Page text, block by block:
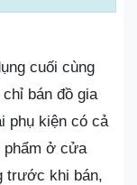
cuối cùng
bán đồ gia
phụ kiện có cả
phẩm ở cửa
trước khi bán,